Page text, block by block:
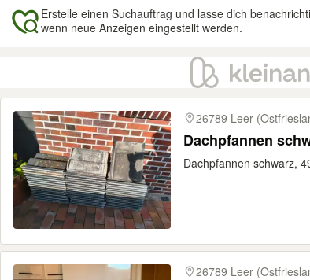
Erstelle einen Suchauftrag und lasse dich
wenn neue Anzeigen eingestellt werden.
Ergebnisse
26789 Leer
Dachpfannen
Dachpfannen schwarz,
26789 Leer